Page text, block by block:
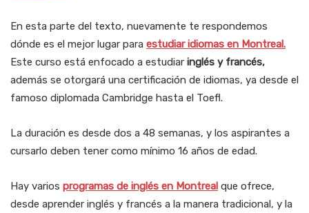
En esta parte del texto, nuevamente te respondemos
dónde es el mejor lugar para estudiar idiomas en Montreal.
Este curso está enfocado a estudiar inglés y francés,
además se otorgará una certificación de idiomas, ya desde el
famoso diplomada Cambridge hasta el Toefl.
La duración es desde dos a 48 semanas, y los aspirantes a
cursarlo deben tener como mínimo 16 años de edad.
Hay varios programas de inglés en Montreal que ofrece,
desde aprender inglés y francés a la manera tradicional, y la